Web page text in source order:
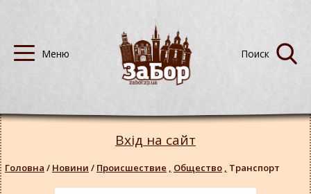
Вхід на сайт
Головна / Новини / Происшествие , Общество , Транспорт